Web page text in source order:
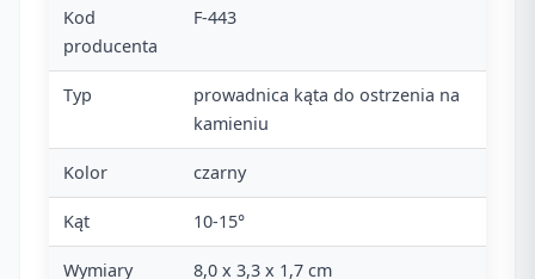
Kod
producenta
F-443
Typ
prowadnica kąta do ostrzenia na
kamieniu
Kolor czarny
Kąt 10-15°
Wymiary 8,0 x 3,3 x 1,7 cm